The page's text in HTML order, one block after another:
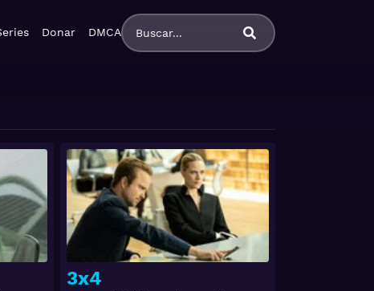
Donar DMCA
Ver
3x4